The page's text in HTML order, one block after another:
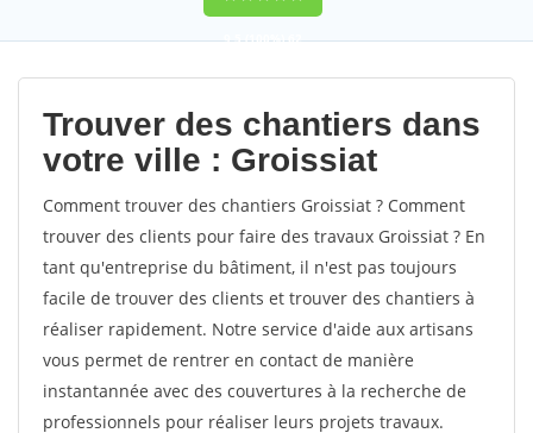
9,5(100%)62
votes
Trouver des chantiers dans
votre ville : Groissiat
Comment trouver des chantiers Groissiat ? Comment
trouver des clients pour faire des travaux Groissiat ? En
tant qu'entreprise du bâtiment, il n'est pas toujours
facile de trouver des clients et trouver des chantiers à
réaliser rapidement. Notre service d'aide aux artisans
vous permet de rentrer en contact de manière
instantannée avec des couvertures à la recherche de
professionnels pour réaliser leurs projets travaux.